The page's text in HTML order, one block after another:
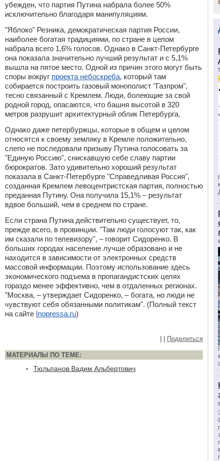
убежден, что партия Путина набрала более 50%
исключительно благодаря манипуляциям.
"Яблоко" Резника, демократическая партия России,
наиболее богатая традициями, по стране в целом
набрала всего 1,6% голосов. Однако в Санкт-Петербурге
она показала значительно лучший результат и с 5,1%
вышла на пятое место. Одной из причин этого могут быть
споры вокруг проекта небоскреба, который там
собирается построить газовый монополист "Газпром",
тесно связанный с Кремлем. Люди, болеющие за свой
родной город, опасаются, что башня высотой в 320
метров разрушит архитектурный облик Петербурга.
Однако даже петербуржцы, которые в общем и целом
относятся к своему земляку в Кремле положительно,
слепо не последовали призыву Путина голосовать за
"Единую Россию", снискавшую себе славу партии
бюрократов. Зато удивительно хороший результат
показала в Санкт-Петербурге "Справедливая Россия",
созданная Кремлем левоцентристская партия, полностью
преданная Путину. Она получила 15,1% – результат
вдвое больший, чем в среднем по стране.
Если страна Путина действительно существует, то,
прежде всего, в провинции. "Там люди голосуют так, как
им сказали по телевизору", – говорит Сидоренко. В
больших городах население лучше образовано и не
находится в зависимости от электронных средств
массовой информации. Поэтому использование здесь
экономического подъема в пропагандистских целях
гораздо менее эффективно, чем в отдаленных регионах.
"Москва, – утверждает Сидоренко, – богата, но люди не
чувствуют себя обязанными политикам". (Полный текст
на сайте Inopressa.ru)
Поделиться
МАТЕРИАЛЫ ПО ТЕМЕ:
Тюльпанов Вадим Альбертович